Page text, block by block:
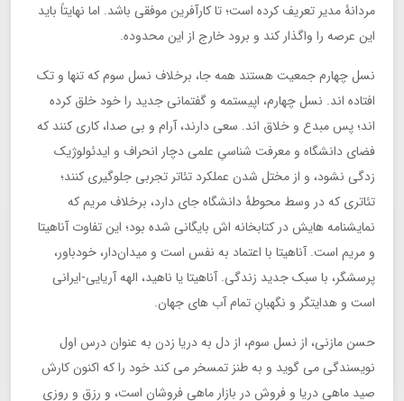
مردانۀ مدیر تعریف کرده است؛ تا کارآفرین موفقی باشد. اما نهایتاً باید
این عرصه را واگذار کند و برود خارج از این محدوده.
نسل چهارم جمعیت هستند همه جا، برخلاف نسل سوم که تنها و تک
افتاده اند. نسل چهارم، اپیستمه و گفتمانی جدید را خود خلق کرده
اند؛ پس مبدع و خلاق اند. سعی دارند، آرام و بی صدا، کاری کنند که
فضای دانشگاه و معرفت شناسیِ علمی دچار انحراف و ایدئولوژیک
زدگی نشود، و از مختل شدن عملکرد تئاتر تجربی جلوگیری کنند؛
تئاتری که در وسط محوطۀ دانشگاه جای دارد، برخلاف مریم که
نمایشنامه هایش در کتابخانه اش بایگانی شده بود؛ این تفاوت آناهیتا
و مریم است. آناهیتا با اعتماد به نفس است و میدان‌دار، خودباور،
پرسشگر، با سبک جدید زندگی. آناهیتا یا ناهید، الهه آریایی-ایرانی
است و هدایتگر و نگهبانِ تمام آب های جهان.
حسن مازنی، از نسل سوم، از دل به دریا زدن به عنوان درس اول
نویسندگی می گوید و به طنز تمسخر می کند خود را که اکنون کارش
صید ماهی دریا و فروش در بازار ماهی فروشان است، و رزق و روزی